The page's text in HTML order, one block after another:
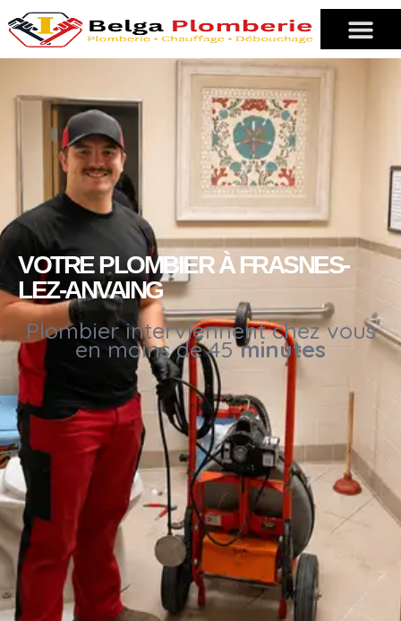
VOTRE PLOMBIER À FRASNES-
LEZ-ANVAING
Plombier interviennent chez vous
en moins de 45minutes